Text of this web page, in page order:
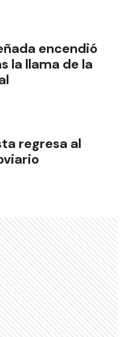
encendió
la llama de la
regresa al